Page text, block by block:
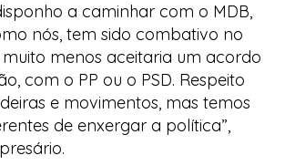
a caminhar com o MDB,
nós, tem sido combativo no
menos aceitaria um acordo
com o PP ou o PSD. Respeito
e movimentos, mas temos
de enxergar a política”,